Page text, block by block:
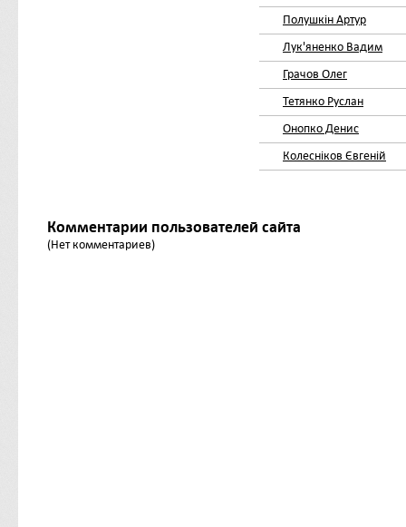
Полушкін Артур
Лук'яненко Вадим
Грачов Олег
Тетянко Руслан
Онопко Денис
Колесніков Євгеній
Комментарии пользователей сайта
(Нет комментариев)